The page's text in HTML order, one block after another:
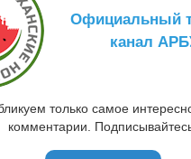
Официальный
канал
только самое
комментарии.